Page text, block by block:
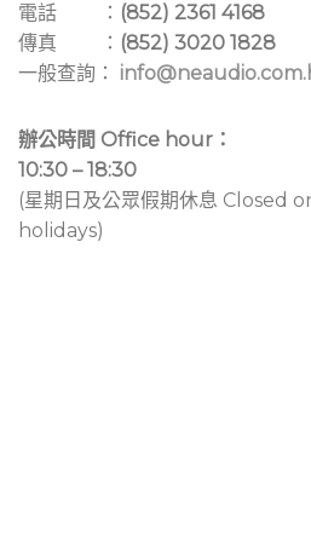
電話 ： (852) 2361 4168
傳真 ： (852) 3020 1828
一般查詢：
辦公時間 Office hour：
10:30 – 18:30
(星期日及公眾假期休息 Closed
holidays)